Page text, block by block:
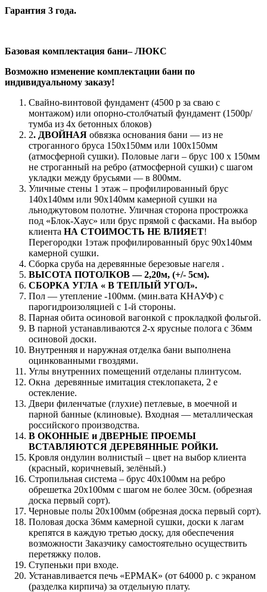
Гарантия 3 года.
Базовая комплектация бани– ЛЮКС
Возможно изменение комплектации бани по
индивидуальному заказу!
Свайно-винтовой фундамент (4500 р за сваю с
монтажом) или опорно-столбчатый фундамент (1500р/
тумба из 4х бетонных блоков)
2. ДВОЙНАЯ обвязка основания бани — из не
строганного бруса 150х150мм или 100х150мм
(атмосферной сушки). Половые лаги – брус 100 х 150мм
не строганный на ребро (атмосферной сушки) с шагом
укладки между брусьями — в 800мм.
Уличные стены 1 этаж – профилированный брус
140х140мм или 90х140мм камерной сушки на
льноджутовом полотне. Уличная сторона прострожка
под «Блок-Хаус» или брус прямой с фасками. На выбор
клиента НА СТОИМОСТЬ НЕ ВЛИЯЕТ!
Перегородки 1этаж профилированный брус 90х140мм
камерной сушки.
Сборка сруба на деревянные березовые нагеля .
ВЫСОТА ПОТОЛКОВ — 2,20м, (+/- 5см).
СБОРКА УГЛА « В ТЕПЛЫЙ УГОЛ».
Пол — утепление -100мм. (мин.вата КНАУФ) с
парогидроизоляцией с 1-й стороны.
Парная обита осиновой вагонкой с прокладкой фольгой.
В парной устанавливаются 2-х ярусные полога с 36мм
осиновой доски.
Внутренняя и наружная отделка бани выполнена
оцинкованными гвоздями.
Углы внутренних помещений отделаны плинтусом.
Окна деревянные имитация стеклопакета, 2 е
остекление.
Двери филенчатые (глухие) петлевые, в моечной и
парной банные (клиновые). Входная — металлическая
российского производства.
В ОКОННЫЕ и ДВЕРНЫЕ ПРОЕМЫ
ВСТАВЛЯЮТСЯ ДЕРЕВЯННЫЕ РОЙКИ.
Кровля ондулин волнистый – цвет на выбор клиента
(красный, коричневый, зелёный.)
Стропильная система – брус 40х100мм на ребро
обрешетка 20х100мм с шагом не более 30см. (обрезная
доска первый сорт).
Черновые полы 20х100мм (обрезная доска первый сорт).
Половая доска 36мм камерной сушки, доски к лагам
крепятся в каждую третью доску, для обеспечения
возможности Заказчику самостоятельно осуществить
перетяжку полов.
Ступеньки при входе.
Устанавливается печь «ЕРМАК» (от 64000 р. с экраном
(разделка кирпича) за отдельную плату.